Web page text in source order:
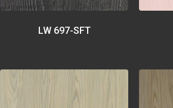
LW 697-SFT